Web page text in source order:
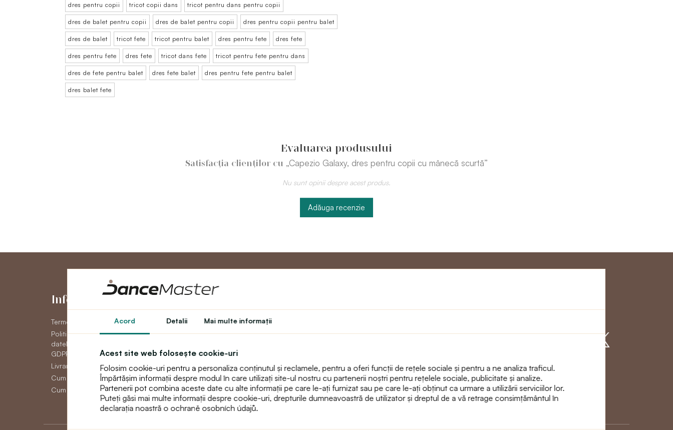
Acord Detalii Mai multe informaţii
Acest site web folosește cookie-uri
Folosim cookie-uri pentru a personaliza conținutul și reclamele, pentru a oferi funcții de rețele sociale și pentru a ne analiza traficul.
Împărtășim informații despre modul în care utilizați site-ul nostru cu partenerii noștri pentru rețelele sociale, publicitate și analize.
Partenerii pot combina aceste date cu alte informații pe care le-ați furnizat sau pe care le-ați obținut ca urmare a utilizării serviciilor lor.
Puteți găsi mai multe informații despre cookie-uri, drepturile dumneavoastră de utilizator și dreptul de a vă retrage consimțământul în
declarația noastră o ochraně osobních údajů.
dres pentru copii tricot copii dans tricot pentru dans pentru copii
dres de balet pentru copii dres de balet pentru copii dres pentru copii pentru balet
dres de balet tricot fete tricot pentru balet dres pentru fete dres fete
dres pentru fete dres fete tricot dans fete tricot pentru fete pentru dans
dres de fete pentru balet dres fete balet dres pentru fete pentru balet
dres balet fete
Evaluarea produsului
Satisfacția clienților cu „Capezio Galaxy, dres pentru copii cu mânecă scurtă”
Nu sunt opinii despre acest produs.
Adăuga recenzie
Informaţii
Termeni și condiții generale
Politica de confidențial a
datelor cu caracter personal
GDPR
Livrare
Cum să plătească
Cum să faci un retur
Contul meu
Contul meu
Istoric comenzi
Master
Program de fidelitate
Teatru
text_faq
noi